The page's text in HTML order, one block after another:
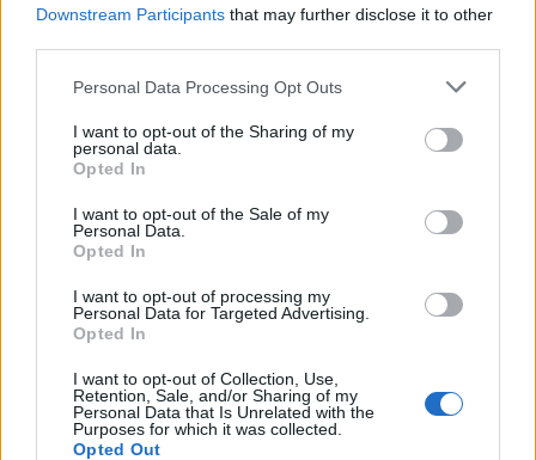
Downstream Participants that may further disclose it to other
Please note that this website/app uses one or more Google
not limited to your visit or usage behaviour. You may click to
grant or deny consent to Google and its third-party tags to
use your data for below specified purposes in below Google
consent section.
Personal Data Processing Opt Outs
I want to opt-out of the Sharing of my
personal data.
Opted In
I want to opt-out of the Sale of my
Personal Data.
Opted In
I want to opt-out of processing my
Personal Data for Targeted Advertising.
Opted In
I want to opt-out of Collection, Use,
Retention, Sale, and/or Sharing of my
Personal Data that Is Unrelated with the
Purposes for which it was collected.
Opted Out